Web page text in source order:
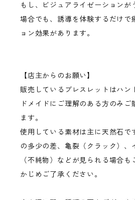
もし、ビジュアライゼーションが
場合でも、誘導を体験するだけで
ョン効果があります。
【店主からのお願い】
販売しているブレスレットはハン
ドメイドにご理解のある方のみご
ます。
使用している素材は主に天然石で
の多少の差、亀裂（クラック）、
（不純物）などが見られる場合も
かじめご了承ください。